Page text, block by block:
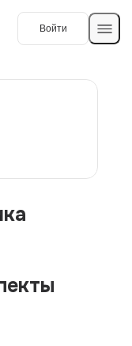
Войти